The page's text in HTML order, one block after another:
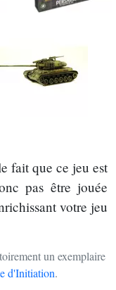
fait que ce jeu est
pas être jouée
votre jeu
un exemplaire
d'Initiation.